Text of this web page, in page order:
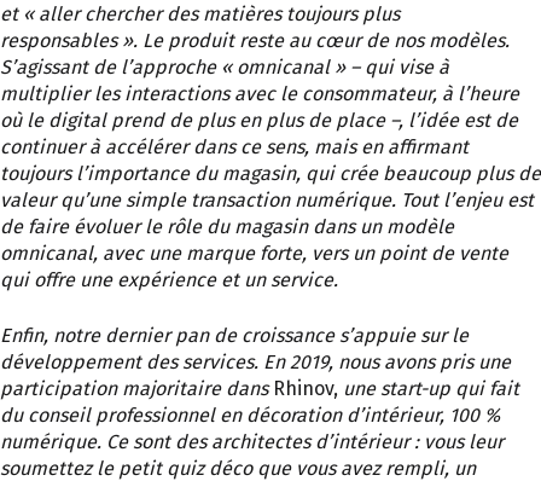
et « aller chercher des matières toujours plus
responsables ». Le produit reste au cœur de nos modèles.
S’agissant de l’approche « omnicanal » – qui vise à
multiplier les interactions avec le consommateur, à l’heure
où le digital prend de plus en plus de place –, l’idée est de
continuer à accélérer dans ce sens, mais en affirmant
toujours l’importance du magasin, qui crée beaucoup plus de
valeur qu’une simple transaction numérique. Tout l’enjeu est
de faire évoluer le rôle du magasin dans un modèle
omnicanal, avec une marque forte, vers un point de vente
qui offre une expérience et un service.
Enfin, notre dernier pan de croissance s’appuie sur le
développement des services. En 2019, nous avons pris une
participation majoritaire dans Rhinov, une start-up qui fait
du conseil professionnel en décoration d’intérieur, 100 %
numérique. Ce sont des architectes d’intérieur : vous leur
soumettez le petit quiz déco que vous avez rempli, un